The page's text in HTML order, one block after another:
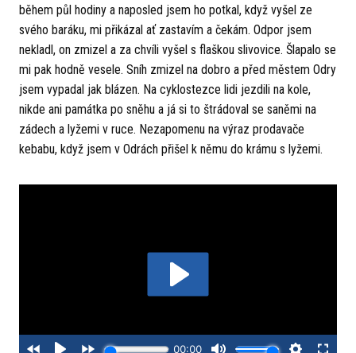
během půl hodiny a naposled jsem ho potkal, když vyšel ze
svého baráku, mi přikázal ať zastavím a čekám. Odpor jsem
nekladl, on zmizel a za chvíli vyšel s flaškou slivovice. Šlapalo se
mi pak hodně vesele. Sníh zmizel na dobro a před městem Odry
jsem vypadal jak blázen. Na cyklostezce lidi jezdili na kole,
nikde ani památka po sněhu a já si to štrádoval se saněmi na
zádech a lyžemi v ruce. Nezapomenu na výraz prodavače
kebabu, když jsem v Odrách přišel k němu do krámu s lyžemi.